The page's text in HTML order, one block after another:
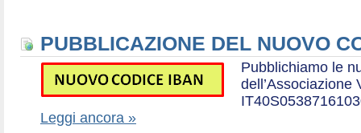
PUBBLICAZIONE DEL NUOVO
Pubblichiamo le
dell’Associazione
Leggi ancora »